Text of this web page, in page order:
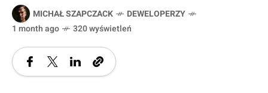
MICHAŁ SZAPCZACK
DEWELOPERZY
1 month ago
320 wyświetleń